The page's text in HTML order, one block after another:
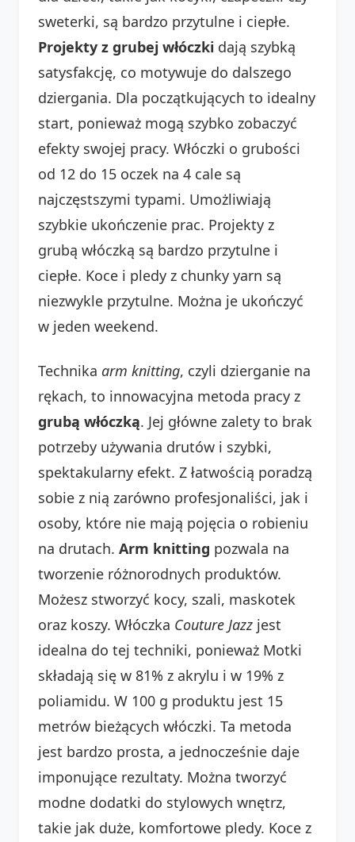
sweterki, są bardzo przytulne i ciepłe.
Projekty z grubej włóczki dają szybką
satysfakcję, co motywuje do dalszego
dziergania. Dla początkujących to idealny
start, ponieważ mogą szybko zobaczyć
efekty swojej pracy. Włóczki o grubości
od 12 do 15 oczek na 4 cale są
najczęstszymi typami. Umożliwiają
szybkie ukończenie prac. Projekty z
grubą włóczką są bardzo przytulne i
ciepłe. Koce i pledy z chunky yarn są
niezwykle przytulne. Można je ukończyć
w jeden weekend.
Technika arm knitting, czyli dzierganie na
rękach, to innowacyjna metoda pracy z
grubą włóczką. Jej główne zalety to brak
potrzeby używania drutów i szybki,
spektakularny efekt. Z łatwością poradzą
sobie z nią zarówno profesjonaliści, jak i
osoby, które nie mają pojęcia o robieniu
na drutach. Arm knitting pozwala na
tworzenie różnorodnych produktów.
Możesz stworzyć kocy, szali, maskotek
oraz koszy. Włóczka Couture Jazz jest
idealna do tej techniki, ponieważ Motki
składają się w 81% z akrylu i w 19% z
poliamidu. W 100 g produktu jest 15
metrów bieżących włóczki. Ta metoda
jest bardzo prosta, a jednocześnie daje
imponujące rezultaty. Można tworzyć
modne dodatki do stylowych wnętrz,
takie jak duże, komfortowe pledy. Koce z